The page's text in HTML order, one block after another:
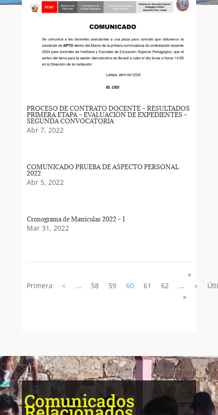
PROCESO DE CONTRATO DOCENTE – RESULTADOS
PRIMERA ETAPA – EVALUACIÓN DE EXPEDIENTES –
SEGUNDA CONVOCATORIA
Abr 7, 2022
COMUNICADO PRUEBA DE ASPECTO PERSONAL
2022
Abr 5, 2022
Cronograma de Matrículas 2022 – I
Mar 31, 2022
«
Primera
« ... 58 59 60 61 62 ... »
»
Comunicados